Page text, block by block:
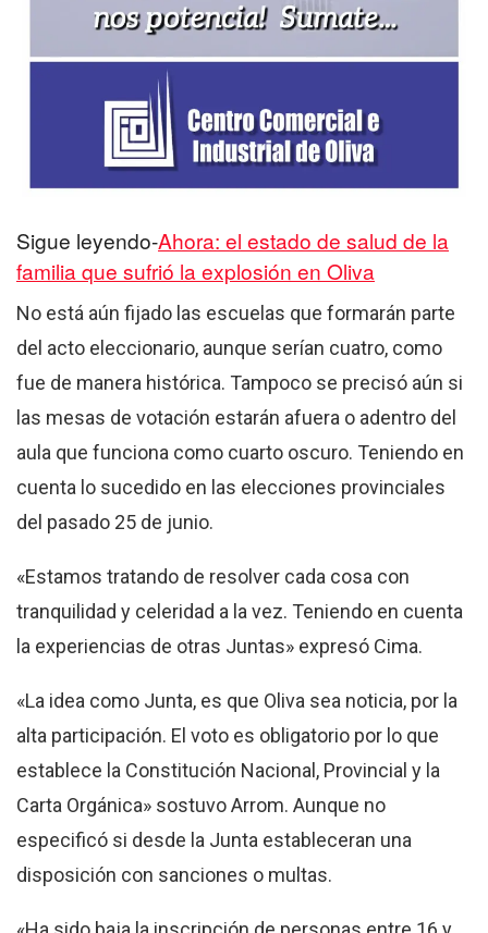
Sigue leyendo-Ahora: el estado de salud de la
familia que sufrió la explosión en Oliva
No está aún fijado las escuelas que formarán parte
del acto eleccionario, aunque serían cuatro, como
fue de manera histórica. Tampoco se precisó aún si
las mesas de votación estarán afuera o adentro del
aula que funciona como cuarto oscuro. Teniendo en
cuenta lo sucedido en las elecciones provinciales
del pasado 25 de junio.
«Estamos tratando de resolver cada cosa con
tranquilidad y celeridad a la vez. Teniendo en cuenta
la experiencias de otras Juntas» expresó Cima.
«La idea como Junta, es que Oliva sea noticia, por la
alta participación. El voto es obligatorio por lo que
establece la Constitución Nacional, Provincial y la
Carta Orgánica» sostuvo Arrom. Aunque no
especificó si desde la Junta estableceran una
disposición con sanciones o multas.